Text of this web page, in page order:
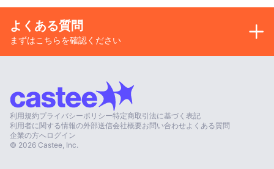
よくある質問
まずはこちらを確認ください
利用規約プライバシーポリシー特定商取引法に基づく表記
利用者に関する情報の外部送信会社概要お問い合わせ よくある質問
企業の方へログイン
© 2026 Castee, Inc.